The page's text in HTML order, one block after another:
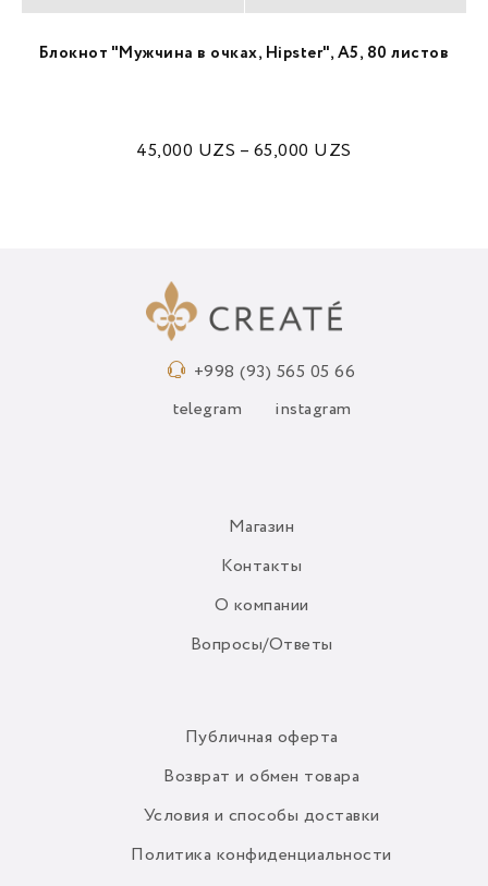
Блокнот "Мужчина в очках, Hipster", А5, 80 листов
45,000 UZS – 65,000 UZS
+998 (93) 565 05 66
telegram instagram
Магазин
Контакты
О компании
Вопросы/Ответы
Публичная оферта
Возврат и обмен товара
Условия и способы доставки
Политика конфиденциальности